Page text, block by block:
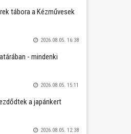
tábora a Kézművesek
2026.08.05. 16:38
- mindenki
2026.08.05. 15:11
a japánkert
2026.08.05. 12:38